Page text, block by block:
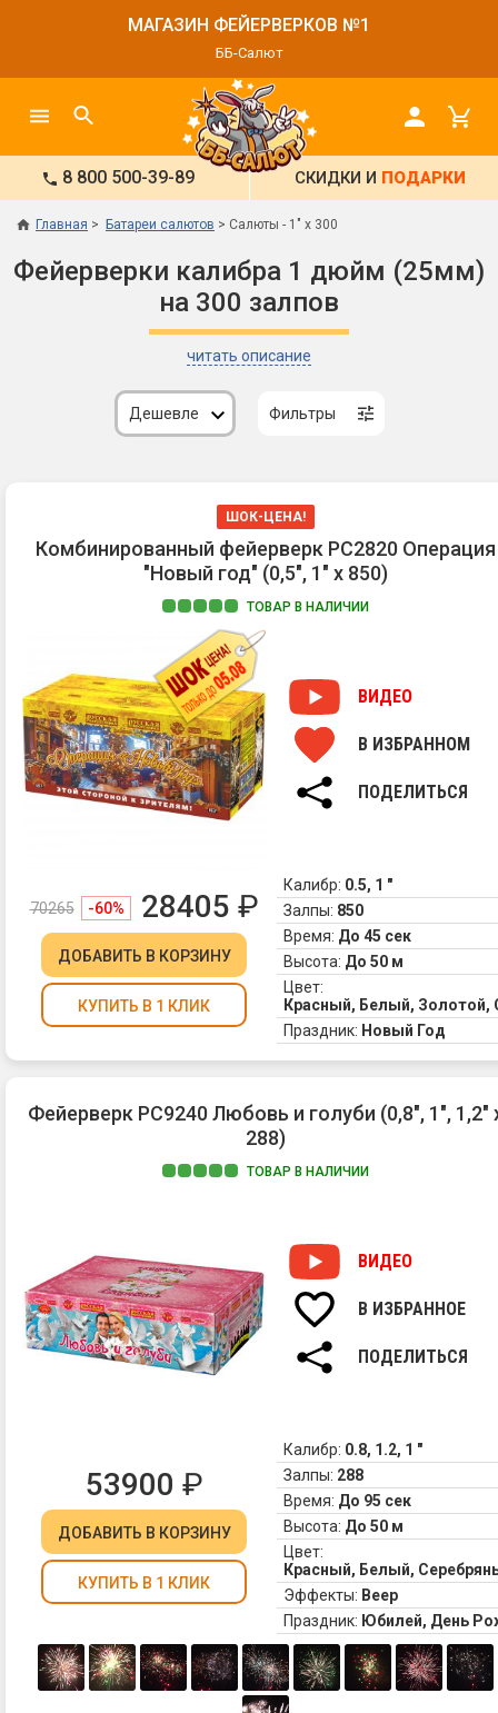
МАГАЗИН ФЕЙЕРВЕРКОВ №1
ББ-Салют
8 800 500-39-89 СКИДКИ И ПОДАРКИ
Главная Батареи салютов Салюты - 1" х 300
Фейерверки калибра 1 дюйм (25мм)
на 300 залпов
читать описание
Дешевле Фильтры
ШОК-ЦЕНА!
Комбинированный фейерверк РС2820 Операция
"Новый год" (0,5", 1" х 850)
ТОВАР В НАЛИЧИИ
ВИДЕО
В ИЗБРАННОМ
ПОДЕЛИТЬСЯ
70265 -60% 28405 ₽
ДОБАВИТЬ В КОРЗИНУ
КУПИТЬ В 1 КЛИК
Калибр: 0.5, 1 "
Залпы: 850
Время: До 45 сек
Высота: До 50 м
Цвет:
Красный, Белый, Золотой,
Праздник: Новый Год
Фейерверк РС9240 Любовь и голуби (0,8", 1", 1,2"
288)
ТОВАР В НАЛИЧИИ
ВИДЕО
В ИЗБРАННОЕ
ПОДЕЛИТЬСЯ
53900 ₽
ДОБАВИТЬ В КОРЗИНУ
КУПИТЬ В 1 КЛИК
Калибр: 0.8, 1.2, 1 "
Залпы: 288
Время: До 95 сек
Высота: До 50 м
Цвет:
Красный, Белый,
Эффекты: Веер
Праздник: Юбилей, День